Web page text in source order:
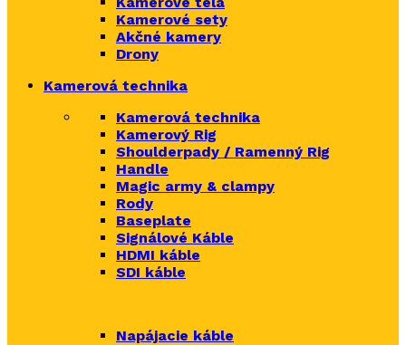
Kamerové sety
Akčné kamery
Drony
Kamerová technika
Kamerová technika
Kamerový Rig
Shoulderpady / Ramenný Rig
Handle
Magic army & clampy
Rody
Baseplate
Signálové Káble
HDMI káble
SDI káble
Napájacie káble